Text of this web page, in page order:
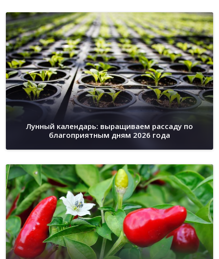
Лунный календарь: выращиваем рассаду по
благоприятным дням 2026 года